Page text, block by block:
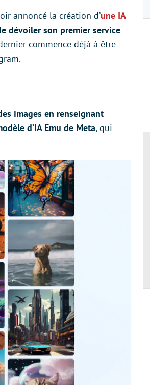
annoncé la création d’une IA
dévoiler son premier service
commence déjà à être
images en renseignant
d’IA Emu de Meta, qui